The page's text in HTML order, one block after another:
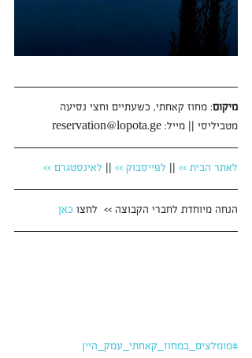
מיקום: מחוז קאחתי, כשעתיים וחצי נסיעה
מטביליסי || מייל: reservation@lopota.ge
לאתר הבית >> || לפייסבוק >> || לאינסטגרם >>
הנחה מיוחדת לחברי הקבוצה >>  לחצו כאן
#מומלצים_במחוז_קאחתי_עמק_היין